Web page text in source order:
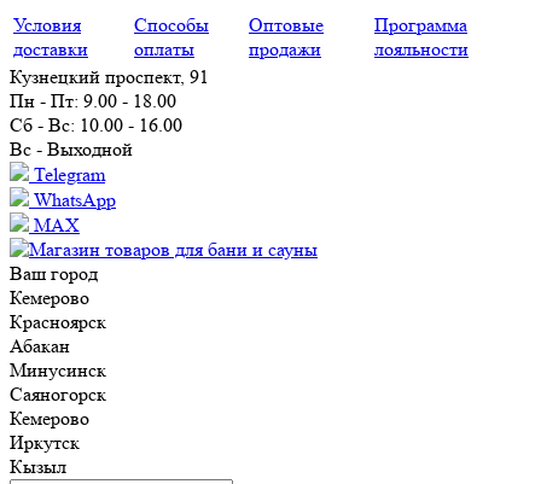
Условия
доставки
Способы
оплаты
Оптовые
продажи
Программа
лояльности
Кузнецкий проспект, 91
Пн - Пт: 9.00 - 18.00
Сб - Вс: 10.00 - 16.00
Вс - Выходной
Telegram
WhatsApp
MAX
Ваш город
Кемерово
Красноярск
Абакан
Минусинск
Саяногорск
Кемерово
Иркутск
Кызыл